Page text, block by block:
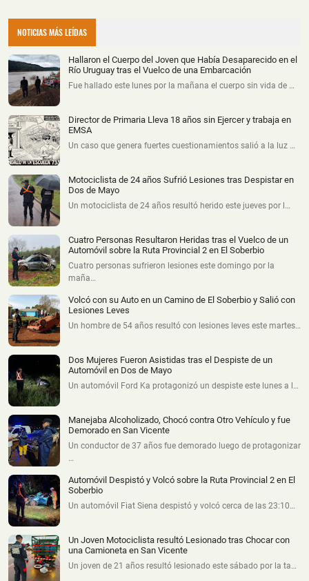
NOTICIAS MÁS LEÍDAS
Hallaron el Cuerpo del Joven que Había Desaparecido en el
Río Uruguay tras el Vuelco de una Embarcación
Fue hallado este lunes por la mañana el cuerpo sin vida de …
Director de Primaria Lleva 18 años sin Ejercer y trabaja en
EMSA
Un caso que genera fuertes cuestionamientos salió a la luz …
Motociclista de 24 años Sufrió Lesiones tras Despistar en
Dos de Mayo
Un motociclista de 24 años resultó herido este jueves por l…
Cuatro Personas Resultaron Heridas tras el Vuelco de un
Automóvil sobre la Ruta Provincial 2 en El Soberbio
Cuatro personas sufrieron lesiones este domingo por la
maña…
Volcó con su Auto en un Camino de El Soberbio y Salió con
Lesiones Leves
Un hombre de 54 años resultó con lesiones leves este martes…
Dos Mujeres Fueron Asistidas tras el Despiste de un
Automóvil en Dos de Mayo
Un automóvil Ford Ka protagonizó un despiste este lunes a l…
Manejaba Alcoholizado, Chocó contra Otro Vehículo y fue
Demorado en San Vicente
Un conductor de 37 años fue demorado luego de protagonizar
…
Automóvil Despistó y Volcó sobre la Ruta Provincial 2 en El
Soberbio
Un automóvil Fiat Siena despistó y volcó cerca de las 23:10…
Un Joven Motociclista resultó Lesionado tras Chocar con
una Camioneta en San Vicente
Un joven de 21 años resultó lesionado este sábado por la ta…